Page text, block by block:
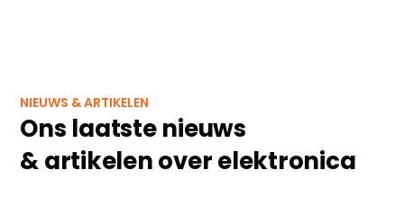
NIEUWS & ARTIKELEN
Ons laatste nieuws
& artikelen over elektronica